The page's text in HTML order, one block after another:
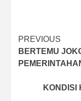
Post
PREVIOUS
BERTEMU
KONDISI